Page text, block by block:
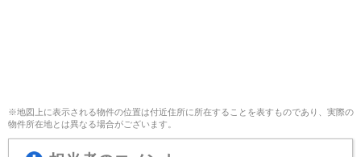
※地図上に表示される物件の位置は付近住所に所在することを表すものであり、実際の
物件所在地とは異なる場合がございます。